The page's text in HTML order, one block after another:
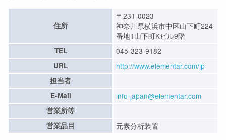
住所
〒231-0023
神奈川県横浜市中区山下町224
番地1山下町Kビル9階
TEL 045-323-9182
URL http://www.elementar.com/jp
担当者
E-Mail
info-japan@elementar.com
営業所等
営業品目
元素分析装置